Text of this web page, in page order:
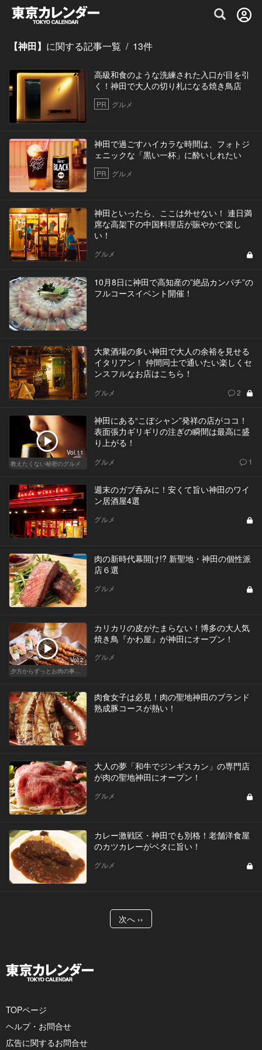
グルメ情報・プレミアムレストラン予約
【神田】 に関する記事一覧 / 13件
高級和食のような洗練された入口が目を引
く！神田で大人の切り札になる焼き鳥店
PR グルメ
神田で過ごすハイカラな時間は、フォトジ
ェニックな「黒い一杯」に酔いしれたい
PR グルメ
神田といったら、ここは外せない！ 連日満
席な高架下の中国料理店が賑やかで楽し
い！
グルメ
10月8日に神田で高知産の”絶品カンパチ”の
フルコースイベント開催！
大衆酒場の多い神田で大人の余裕を見せる
イタリアン！ 仲間同士で通いたい楽しくセ
ンスフルなお店はこちら！
グルメ 2
Vol.11
教えたくない秘密のグルメ
神田にある“こぼシャン”発祥の店がココ！
表面張力ギリギリの注ぎの瞬間は最高に盛
り上がる！
グルメ 1
週末のガブ呑みに！安くて旨い神田のワイ
ン居酒屋4選
グルメ
肉の新時代幕開け!? 新聖地・神田の個性派
店６選
グルメ
Vol.2
夕方からずっとお肉の事を考えてる貴方へ
カリカリの皮がたまらない！博多の大人気
焼き鳥『かわ屋』が神田にオープン！
グルメ
肉食女子は必見！肉の聖地神田のブランド
熟成豚コースが熱い！
大人の夢「和牛でジンギスカン」の専門店
が肉の聖地神田にオープン！
グルメ
カレー激戦区・神田でも別格！老舗洋食屋
のカツカレーがベタに旨い！
グルメ
次へ ››
TOPページ
ヘルプ・お問合せ
広告に関するお問合せ